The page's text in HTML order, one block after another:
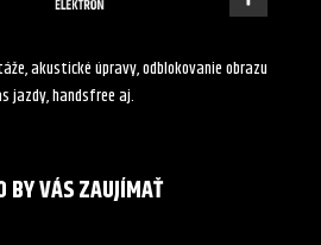
akustické úpravy, odblokovanie obrazu
jazdy, handsfree aj.
BY VÁS ZAUJÍMAŤ